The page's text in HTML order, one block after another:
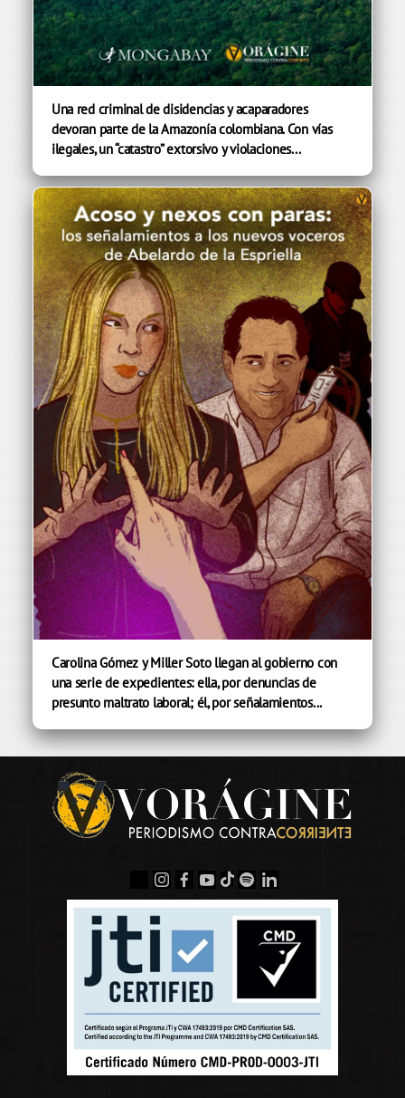
Una red criminal de disidencias y acaparadores
devoran parte de la Amazonía colombiana. Con vías
ilegales, un “catastro” extorsivo y violaciones...
Carolina Gómez y Miller Soto llegan al gobierno con
una serie de expedientes: ella, por denuncias de
presunto maltrato laboral; él, por señalamientos...